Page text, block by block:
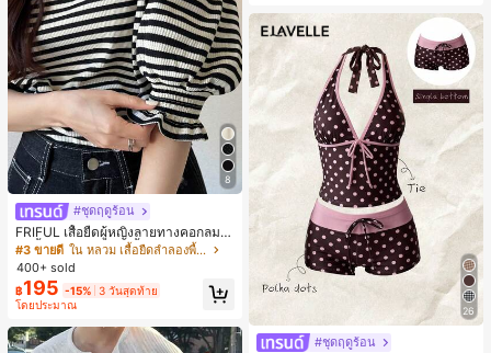
8
#ชุดฤดูร้อน
FRIFUL เสื้อยืดผู้หญิงลายทางคอกลมแ
ขนสั้นปลายแขนพับ เสื้อยืดกราฟิกฤดูร้
อน
#3 ขายดี
ใน หลวม เสื้อยืดลำลองพื้นฐาน
400+ sold
฿195 -15% 3 วันสุดท้าย
โดยประมาณ
26
#ชุดฤดูร้อน